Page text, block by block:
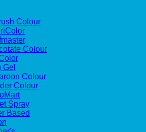
Colour
Colour
Gel
Colour
Colour
Spray
Based